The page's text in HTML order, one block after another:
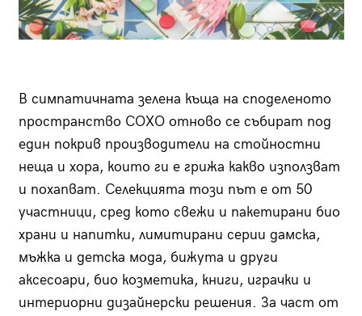
В симпатичната зелена къща на споделеното
пространство СОХО отново се събират под
един покрив производители на стойностни
неща и хора, които ги е грижа какво използват
и похапват. Селекцията този път е от 50
участници, сред кото свежи и пакетирани био
храни и напитки, лимитирани серии дамска,
мъжка и детска мода, бижута и други
аксесоари, био козметика, книги, играчки и
интериорни дизайнерски решения. За част от